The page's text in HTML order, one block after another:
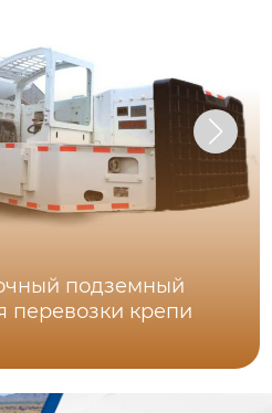
подземный
перевозки крепи